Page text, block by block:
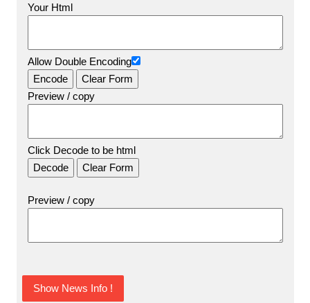
Your Html
Allow Double Encoding
Preview / copy
Click Decode to be html
Preview / copy
Show News Info !